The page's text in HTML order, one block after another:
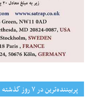
پربیننده‌ترین‌ در ۷ روز گذشته